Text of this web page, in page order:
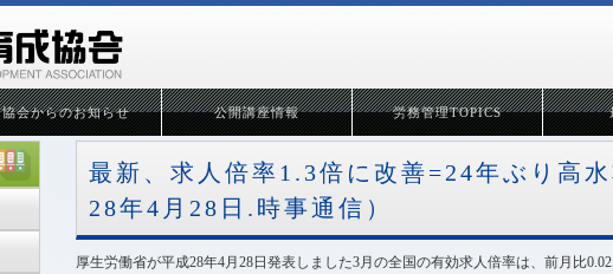
協会からのお知らせ 公開講座情報 労務管理TOPICS
最新、求人倍率1.3倍に改善=24年ぶり高
28年4月28日.時事通信）
厚生労働省が平成28年4月28日発表しました3月の全国の有効求人倍率は、前月比